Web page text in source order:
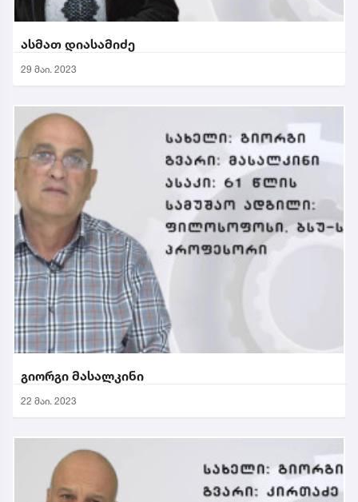
ასმათ დიასამიძე
29 მაი. 2023
გიორგი მასალკინი
22 მაი. 2023